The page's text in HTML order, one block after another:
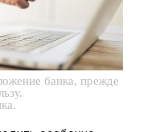
банка, прежде